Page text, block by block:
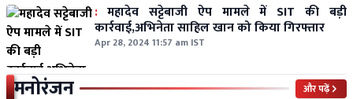
: महादेव सट्टेबाजी ऐप मामले में SIT की बड़ी
कार्रवाई,अभिनेता साहिल खान को किया गिरफ्तार
Apr 28, 2024 11:57 am IST
मनोरंजन और पढ़ें